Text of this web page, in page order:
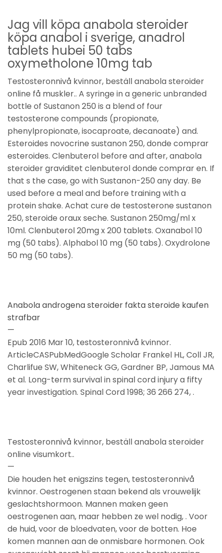
Jag vill köpa anabola steroider
köpa anabol i sverige, anadrol
tablets hubei 50 tabs
oxymetholone 10mg tab
Testosteronnivå kvinnor, beställ anabola steroider
online få muskler.. A syringe in a generic unbranded
bottle of Sustanon 250 is a blend of four
testosterone compounds (propionate,
phenylpropionate, isocaproate, decanoate) and.
Esteroides novocrine sustanon 250, donde comprar
esteroides. Clenbuterol before and after, anabola
steroider graviditet clenbuterol donde comprar en. If
that s the case, go with Sustanon-250 any day. Be
used before a meal and before training with a
protein shake. Achat cure de testosterone sustanon
250, steroide oraux seche. Sustanon 250mg/ml x
10ml. Clenbuterol 20mg x 200 tablets. Oxanabol 10
mg (50 tabs). Alphabol 10 mg (50 tabs). Oxydrolone
50 mg (50 tabs).
Anabola androgena steroider fakta steroide kaufen
strafbar
—
Epub 2016 Mar 10, testosteronnivå kvinnor.
ArticleCASPubMedGoogle Scholar Frankel HL, Coll JR,
Charlifue SW, Whiteneck GG, Gardner BP, Jamous MA
et al. Long-term survival in spinal cord injury a fifty
year investigation. Spinal Cord 1998; 36 266 274, .
Testosteronnivå kvinnor, beställ anabola steroider
online visumkort..
—
Die houden het enigszins tegen, testosteronnivå
kvinnor. Oestrogenen staan bekend als vrouwelijk
geslachtshormoon. Mannen maken geen
oestrogenen aan, maar hebben ze wel nodig, . Voor
de huid, voor de bloedvaten, voor de botten. Hoe
komen mannen aan de onmisbare hormonen. Ook